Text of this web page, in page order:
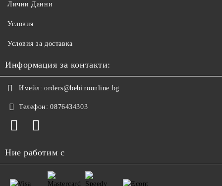
Лични Данни
Условия
Условия за доставка
Информация за контакти:
Имейл: orders@bebinoonline.bg
Телефон: 0876434303
Ние работим с